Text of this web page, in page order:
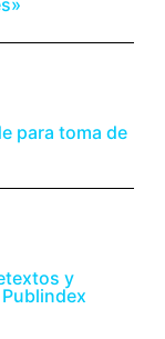
para toma de
y